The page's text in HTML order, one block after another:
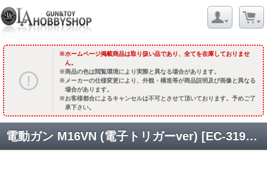
ホームページ掲載商品は取り扱い品であり、全てを在庫しておりませ
ん。
商品の色は閲覧環境により実際と異なる場合があります。
メーカーの仕様変更により、外観・構造等が商品説明及び画像と異なる
場合があります。
お客様都合によるキャンセルは不可とさせて頂いております。予めご了
承下さい。
電動ガン M16VN (電子トリガーver) [EC-319E] [取寄]